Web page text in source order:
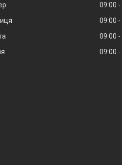
09:00
09:00
09:00
09:00